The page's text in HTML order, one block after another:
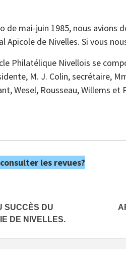
de mai-juin 1985, nous
Apicole de Nivelles. Si vous
Philatélique Nivellois se
M. J. Colin, secrétaire,
Wesel, Rousseau, Willems et
les revues?
SUCCÈS DU
DE NIVELLES.